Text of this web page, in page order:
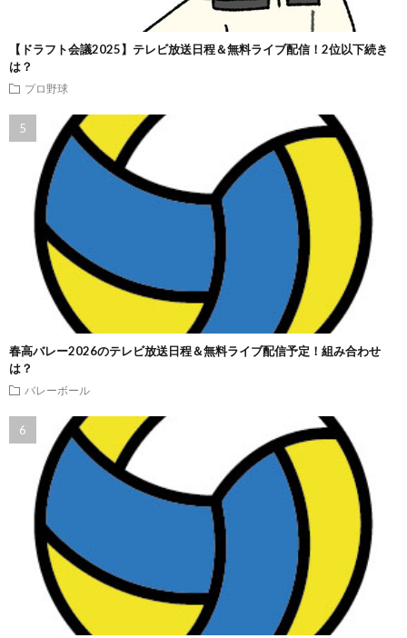
【ドラフト会議2025】テレビ放送日程＆無料ライブ配信！2位以下続き
は？
プロ野球
春高バレー2026のテレビ放送日程＆無料ライブ配信予定！組み合わせ
は？
バレーボール